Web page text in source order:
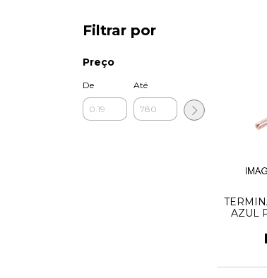
Filtrar por
Preço
De Até
AZUL